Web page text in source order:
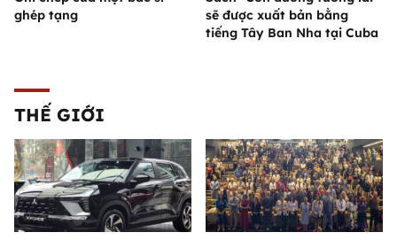
ghép tạng
sẽ được xuất bản bằng
tiếng Tây Ban Nha tại Cuba
THẾ GIỚI